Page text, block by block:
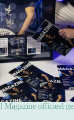
Magazine officieel